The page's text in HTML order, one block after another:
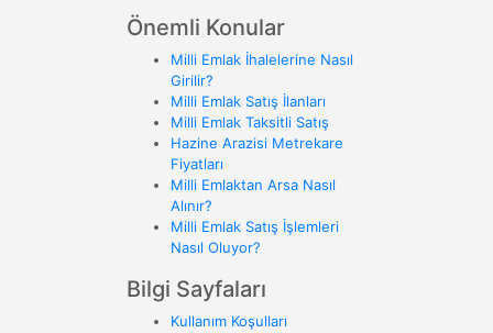
Önemli Konular
Milli Emlak İhalelerine Nasıl
Girilir?
Milli Emlak Satış İlanları
Milli Emlak Taksitli Satış
Hazine Arazisi Metrekare
Fiyatları
Milli Emlaktan Arsa Nasıl
Alınır?
Milli Emlak Satış İşlemleri
Nasıl Oluyor?
Bilgi Sayfaları
Kullanım Koşulları